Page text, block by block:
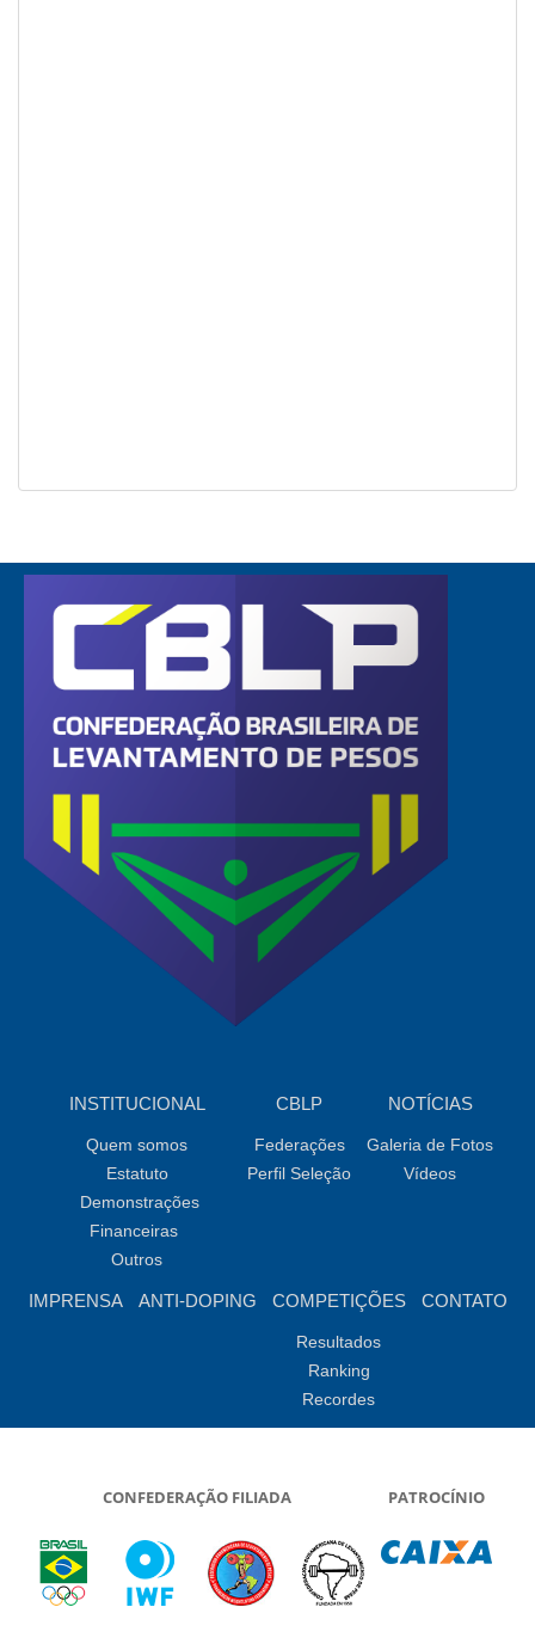
INSTITUCIONAL
Quem somos
Estatuto
Demonstrações
Financeiras
Outros
CBLP
Federações
Perfil Seleção
NOTÍCIAS
Galeria de Fotos
Vídeos
IMPRENSA ANTI-DOPING COMPETIÇÕES
Resultados
Ranking
Recordes
CONTATO
CONFEDERAÇÃO FILIADA PATROCÍNIO